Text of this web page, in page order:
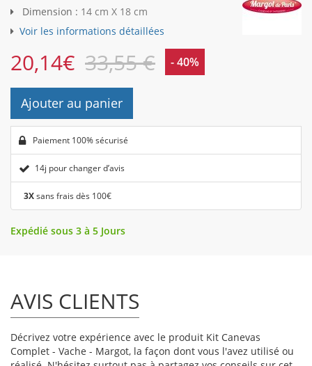
Dimension : 14 cm X 18 cm
Voir les informations détaillées
20,14€ 33,55 € - 40%
Ajouter au panier
Paiement 100% sécurisé
14j pour changer d’avis
3Xsans frais dès 100€
Expédié sous 3 à 5 Jours
AVIS CLIENTS
Décrivez votre expérience avec le produit Kit Canevas
Complet - Vache - Margot, la façon dont vous l'avez utilisé ou